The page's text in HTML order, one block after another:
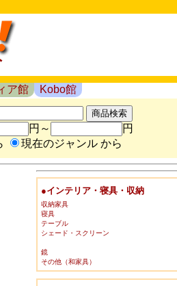
ア館
Kobo館
円～
円
現在のジャンル から
●インテリア・寝具・収納
収納家具
寝具
テーブル
シェード・スクリーン
鏡
その他（和家具）